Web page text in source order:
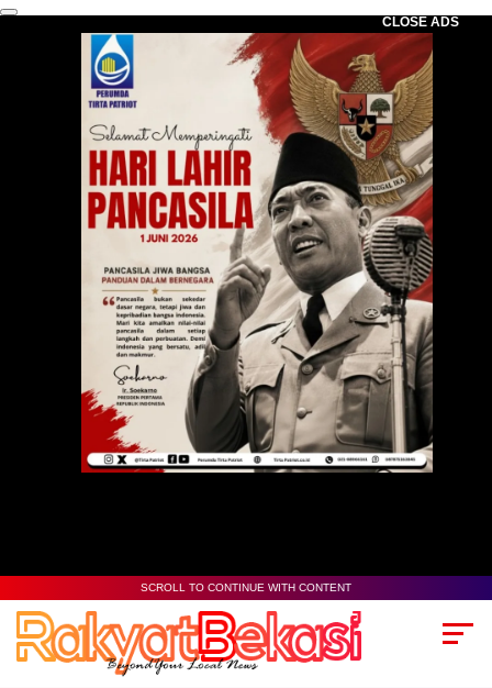
CLOSE ADS
SCROLL TO CONTINUE WITH CONTENT